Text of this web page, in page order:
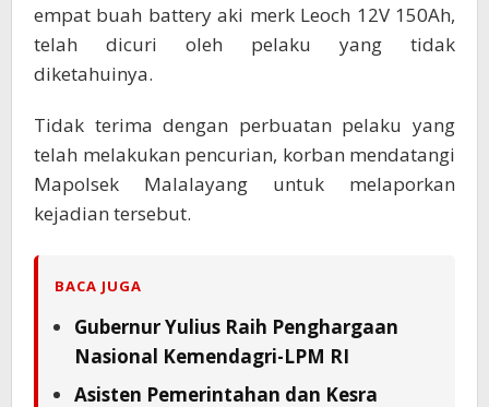
empat buah battery aki merk Leoch 12V 150Ah,
telah dicuri oleh pelaku yang tidak
diketahuinya.
Tidak terima dengan perbuatan pelaku yang
telah melakukan pencurian, korban mendatangi
Mapolsek Malalayang untuk melaporkan
kejadian tersebut.
BACA JUGA
Gubernur Yulius Raih Penghargaan
Nasional Kemendagri-LPM RI
Asisten Pemerintahan dan Kesra